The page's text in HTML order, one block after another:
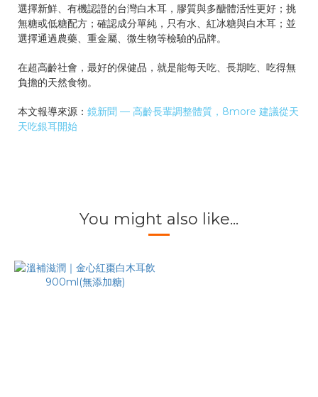
選擇新鮮、有機認證的台灣白木耳，膠質與多醣體活性更好；挑
無糖或低糖配方；確認成分單純，只有水、紅冰糖與白木耳；並
選擇通過農藥、重金屬、微生物等檢驗的品牌。
在超高齡社會，最好的保健品，就是能每天吃、長期吃、吃得無
負擔的天然食物。
本文報導來源： 鏡新聞 — 高齡長輩調整體質，8more 建議從天
天吃銀耳開始
You might also like...